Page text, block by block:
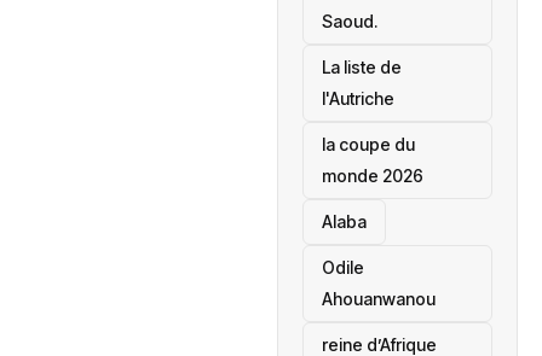
Saoud.
‎La liste de
l'Autriche
la coupe du
monde 2026
Alaba
Odile
Ahouanwanou
reine d’Afrique